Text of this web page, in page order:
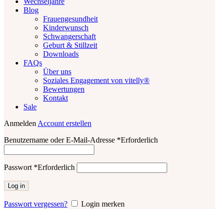
Blog
Frauengesundheit
Kinderwunsch
Schwangerschaft
Geburt & Stillzeit
Downloads
FAQs
Über uns
Soziales Engagement von vitelly®
Bewertungen
Kontakt
Sale
Anmelden Account erstellen
Benutzername oder E-Mail-Adresse *Erforderlich
Passwort *Erforderlich
Log in
Passwort vergessen?
Login merken